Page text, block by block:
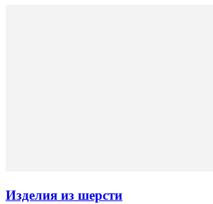
Изделия из шерсти